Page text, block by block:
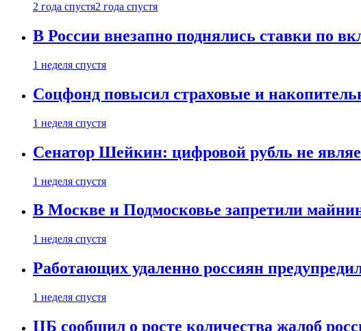
2 года спустя2 года спустя
В России внезапно поднялись ставки по
1 неделя спустя
Соцфонд повысил страховые и
1 неделя спустя
Сенатор Шейкин: цифровой рубль не
1 неделя спустя
В Москве и Подмосковье запретили
1 неделя спустя
Работающих удаленно россиян
1 неделя спустя
ЦБ сообщил о росте количества жалоб